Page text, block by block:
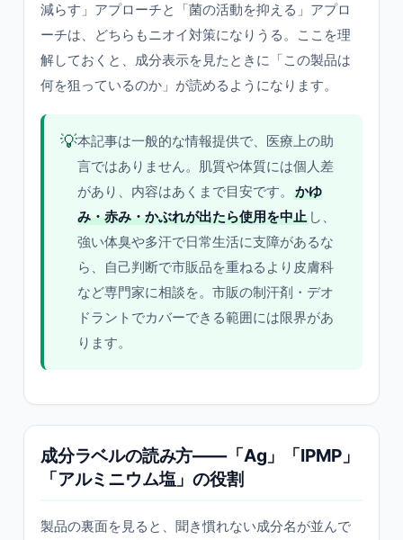
減らす」アプローチと「菌の活動を抑える」アプロ
ーチは、どちらもニオイ対策になりうる。ここを理
解しておくと、成分表示を見たときに「この製品は
何を狙っているのか」が読めるようになります。
💡本記事は一般的な情報提供で、医療上の助
言ではありません。肌質や体質には個人差
があり、内容はあくまで目安です。
かゆ
み・赤み・かぶれが出たら使用を中止 し、
強い体臭や多汗で日常生活に支障があるな
ら、自己判断で市販品を重ねるより皮膚科
など専門家に相談を。市販の制汗剤・デオ
ドラントでカバーできる範囲には限界があ
ります。
成分ラベルの読み方——「Ag」「IPMP」
「アルミニウム塩」の役割
製品の裏面を見ると、聞き慣れない成分名が並んで